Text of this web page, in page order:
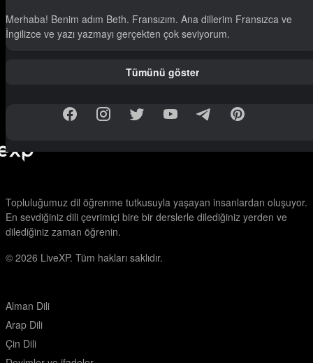
Merhaba! Benim adım Beth. Fransızım. Ana dillerim Fransızca ve
İngilizce ve yazı yazmayı gerçekten çok seviyorum.
Tümünü göster
Topluluğumuz dil öğrenme tutkusuyla yaşayan insanlardan oluşuyor.
En sevdiğiniz dili çevrimiçi bire bir derslerle dilediğiniz yerden ve
dilediğiniz zaman öğrenin.
© 2026 LiveXP. Tüm hakları saklıdır.
Alman Dili
Arap Dili
Çin Dili